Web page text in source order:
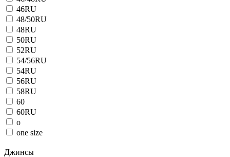
46RU
48/50RU
48RU
50RU
52RU
54/56RU
54RU
56RU
58RU
60
60RU
o
one size
Джинсы